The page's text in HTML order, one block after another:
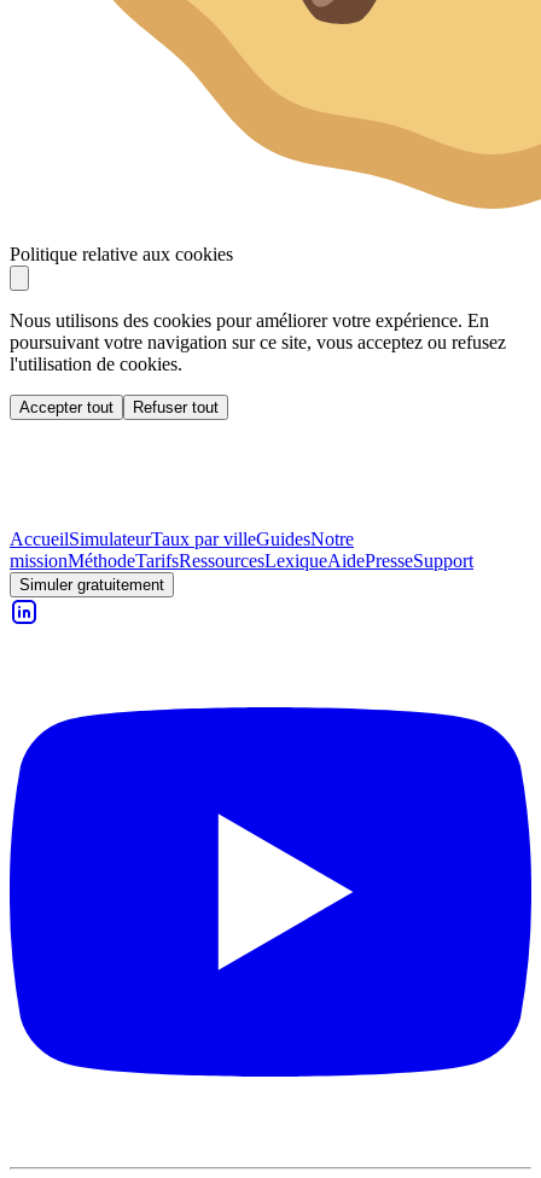
Politique relative aux cookies
Nous utilisons des cookies pour améliorer votre expérience. En
poursuivant votre navigation sur ce site, vous acceptez ou refusez
l'utilisation de cookies.
Accepter tout Refuser tout
AccueilSimulateurTaux par villeGuidesNotre
missionMéthodeTarifsRessourcesLexiqueAidePresseSupport
Simuler gratuitement